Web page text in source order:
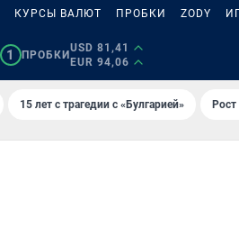
КУРСЫ ВАЛЮТ ПРОБКИ ZODY
1 ПРОБКИ
USD 81,41
EUR 94,06
15 лет с трагедии с «Булгарией»